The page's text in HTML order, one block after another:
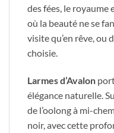
des fées, le royaume
où la beauté ne se
visite qu’en rêve, ou
choisie.
Larmes d’Avalon
élégance naturelle.
de l’oolong à mi-
noir, avec cette